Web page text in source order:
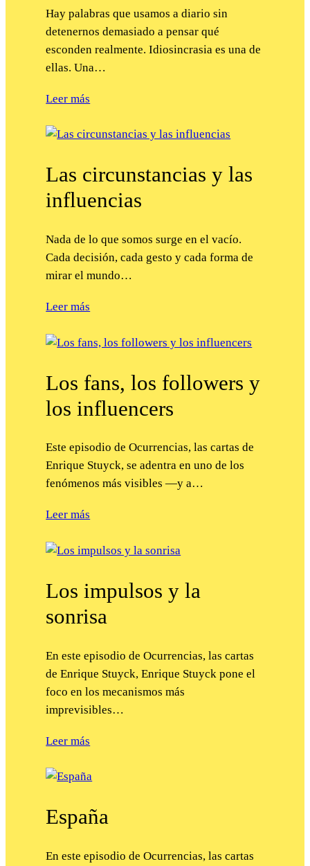
Hay palabras que usamos a diario sin
detenernos demasiado a pensar qué
esconden realmente. Idiosincrasia es una de
ellas. Una…
Leer más
Las circunstancias y las
influencias
Nada de lo que somos surge en el vacío.
Cada decisión, cada gesto y cada forma de
mirar el mundo…
Leer más
Los fans, los followers y
los influencers
Este episodio de Ocurrencias, las cartas de
Enrique Stuyck, se adentra en uno de los
fenómenos más visibles —y a…
Leer más
Los impulsos y la
sonrisa
En este episodio de Ocurrencias, las cartas
de Enrique Stuyck, Enrique Stuyck pone el
foco en los mecanismos más
imprevisibles…
Leer más
España
En este episodio de Ocurrencias, las cartas